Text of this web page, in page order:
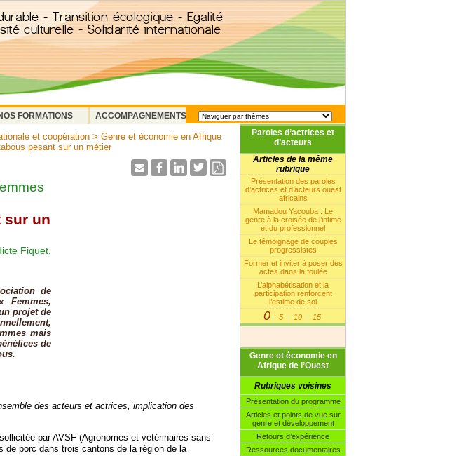
FORMATIONS
ACCOMPAGNEMENTS
Paroles d’actrices et
d’acteurs
Articles de la même
rubrique
Présentation des paroles
d’actrices et d’acteurs ouest
africains
Mamadou Yacouba : Le
genre à la croisée de l’intime
et du professionnel
Le témoignage de couples
progressistes
Former et inviter à poser des
actes dans la foulée
L’alphabétisation et la
participation renforcent
l’estime de soi
0| 5 | 10 | 15
Genre et économie en
Afrique de l’Ouest
Rubriques voisines
Présentation du programme
Articles et points de vue sur
genre et développement
Retours d’expérience
Ressources documentaires
et coopération > Genre et économie en Afrique
pesant sur un métier
sur un
Fiquet,
de
Femmes,
projet de
mais
de
des acteurs et actrices, implication des
par AVSF (Agronomes et vétérinaires sans
de porc dans trois cantons de la région de la